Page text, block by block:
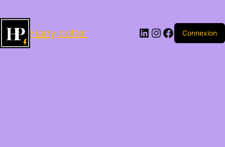
Harry potter LinkedIn
Instagram
Facebook
Connexion